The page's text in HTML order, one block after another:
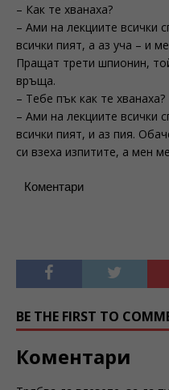
– Как те хванаха?
– Ами на лекциите всички
всички пият, а аз уча – и
Пращат трети шпионин,
връща.
– Тебе пък как те хванаха?
– Ами на лекциите всички
всички пият, и аз пия.
си взеха изпитите, а мен
Коментари
BE THE FIRST TO
Коментари